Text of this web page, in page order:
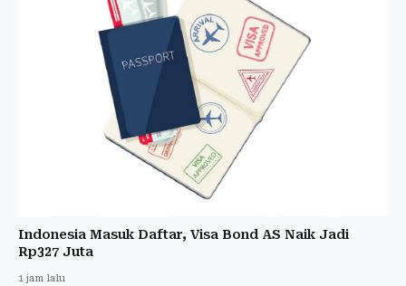
Indonesia Masuk Daftar, Visa Bond AS Naik Jadi
Rp327 Juta
1 jam lalu